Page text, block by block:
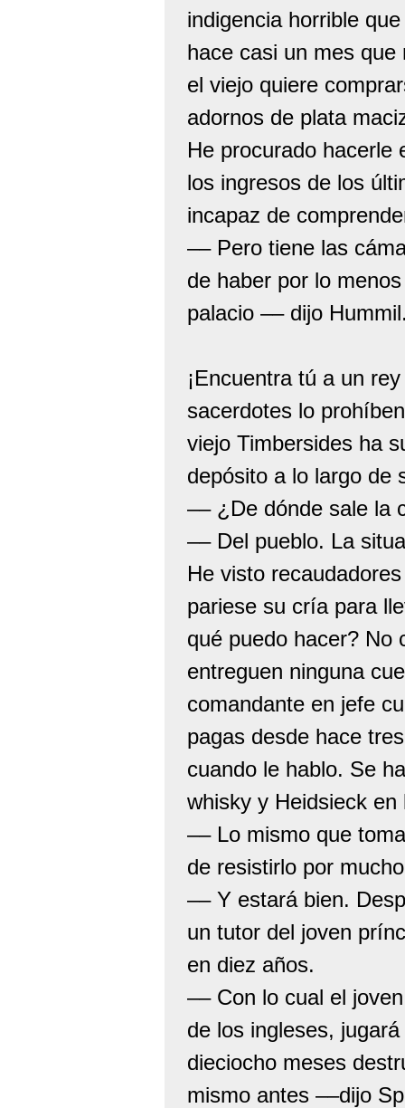
indigencia horrible
hace casi un mes
el viejo quiere
adornos de plata
He procurado hacerle
los ingresos de los
incapaz de
–– Pero tiene las
de haber por lo
palacio –– dijo
¡Encuentra tú a un
sacerdotes lo
viejo Timbersides ha
depósito a lo largo de
–– ¿De dónde sale la
–– Del pueblo. La
He visto
pariese su cría para
qué puedo hacer? No
entreguen ninguna
comandante en jefe
pagas desde hace
cuando le hablo. Se
whisky y Heidsieck en
–– Lo mismo que
de resistirlo por
–– Y estará bien.
un tutor del joven
en diez años.
–– Con lo cual el
de los ingleses,
dieciocho meses
mismo antes ––dijo